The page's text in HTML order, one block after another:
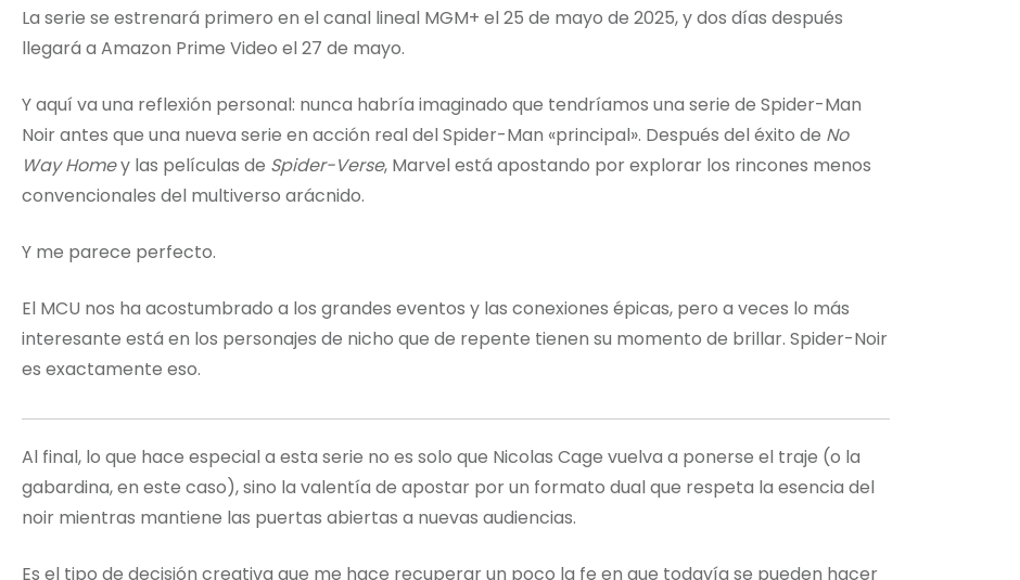
La serie se estrenará primero en el canal lineal MGM+ el 25 de mayo de 2025, y dos días después
llegará a Amazon Prime Video el 27 de mayo.
Y aquí va una reflexión personal: nunca habría imaginado que tendríamos una serie de Spider-Man
Noir antes que una nueva serie en acción real del Spider-Man «principal». Después del éxito de No
Way Homey las películas de Spider-Verse, Marvel está apostando por explorar los rincones menos
convencionales del multiverso arácnido.
Y me parece perfecto.
El MCU nos ha acostumbrado a los grandes eventos y las conexiones épicas, pero a veces lo más
interesante está en los personajes de nicho que de repente tienen su momento de brillar. Spider-Noir
es exactamente eso.
Al final, lo que hace especial a esta serie no es solo que Nicolas Cage vuelva a ponerse el traje (o la
gabardina, en este caso), sino la valentía de apostar por un formato dual que respeta la esencia del
noir mientras mantiene las puertas abiertas a nuevas audiencias.
Es el tipo de decisión creativa que me hace recuperar un poco la fe en que todavía se pueden hacer